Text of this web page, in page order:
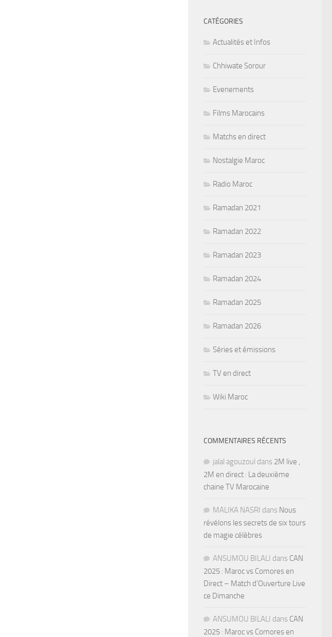
CATÉGORIES
Actualités et Infos
Chhiwate Sorour
Evenements
Films Marocains
Matchs en direct
Nostalgie Maroc
Radio Maroc
Ramadan 2021
Ramadan 2022
Ramadan 2023
Ramadan 2024
Ramadan 2025
Ramadan 2026
Séries et émissions
TV en direct
Wiki Maroc
COMMENTAIRES RÉCENTS
jalal agouzoul dans 2M live ,
2M en direct : La deuxième
chaine TV Marocaine
MALIKA NASRI dans Nous
révélons les secrets de six tours
de magie célèbres
ANSUMOU BILALI dans CAN
2025 : Maroc vs Comores en
Direct – Match d’Ouverture Live
ce Dimanche
ANSUMOU BILALI dans CAN
2025 : Maroc vs Comores en